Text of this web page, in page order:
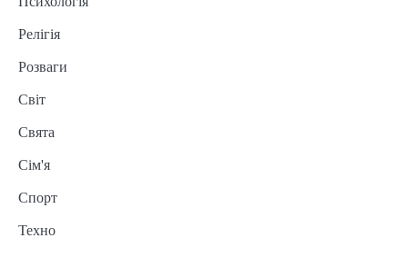
Релігія
Розваги
Світ
Свята
Сім'я
Спорт
Техно